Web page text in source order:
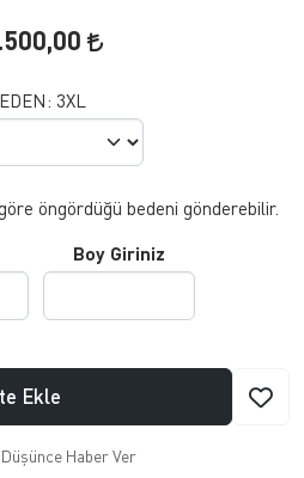
3XL
öngördüğü bedeni gönderebilir.
Boy Giriniz
Ekle
Düşünce Haber Ver